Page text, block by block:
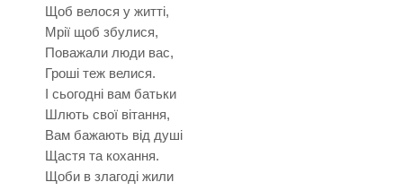
Щоб велося у житті,
Мрії щоб збулися,
Поважали люди вас,
Гроші теж велися.
І сьогодні вам батьки
Шлють свої вітання,
Вам бажають від душі
Щастя та кохання.
Щоби в злагоді жили